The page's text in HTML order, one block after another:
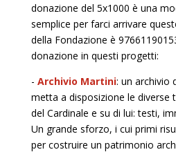
donazione del 5x1000 è una
semplice per farci arrivare
della Fondazione è
donazione in questi progetti:
- Archivio Martini: un archivio
metta a disposizione le diverse
del Cardinale e su di lui: testi,
Un grande sforzo, i cui primi
per costruire un patrimonio